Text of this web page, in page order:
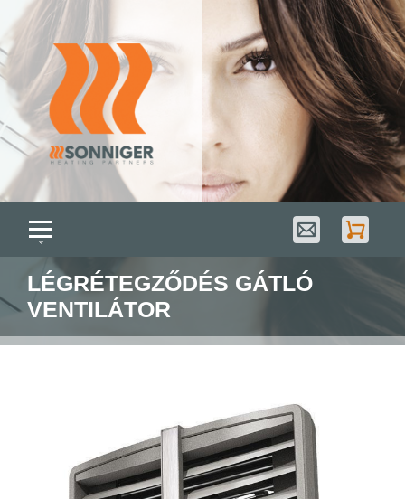
LÉGRÉTEGZŐDÉS GÁTLÓ
VENTILÁTOR